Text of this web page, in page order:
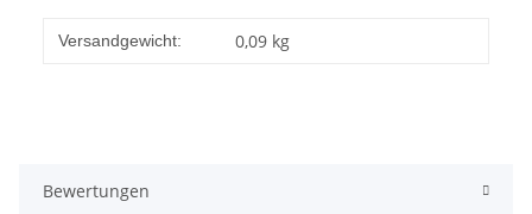
Versandgewicht: 0,09 kg
Bewertungen